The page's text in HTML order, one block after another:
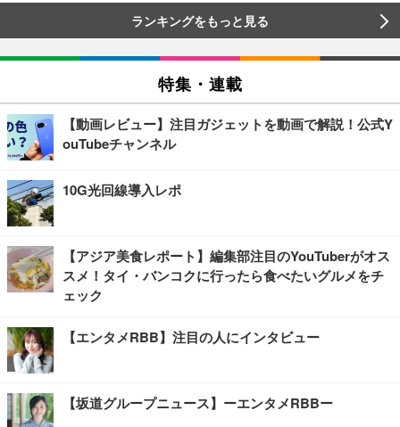
ランキングをもっと見る
特集・連載
【動画レビュー】注目ガジェットを動画で解説！公式Y
ouTubeチャンネル
10G光回線導入レポ
【アジア美食レポート】編集部注目のYouTuberがオス
スメ！タイ・バンコクに行ったら食べたいグルメをチ
ェック
【エンタメRBB】注目の人にインタビュー
【坂道グループニュース】ーエンタメRBBー